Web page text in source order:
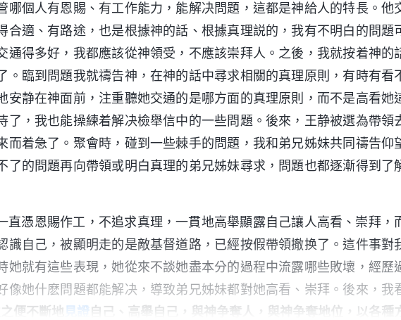
哪個人有恩賜、有工作能力，能解决問題，這都是神給人的特長。他
合適、有路途，也是根據神的話、根據真理説的，我有不明白的問題
通得多好，我都應該從神領受，不應該崇拜人。之後，我就按着神的
。臨到問題我就禱告神，在神的話中尋求相關的真理原則，有時有看
安静在神面前，注重聽她交通的是哪方面的真理原則，而不是高看她
了，我也能操練着解决檢舉信中的一些問題。後來，王静被選為帶領
而着急了。聚會時，碰到一些棘手的問題，我和弟兄姊妹共同禱告仰
了的問題再向帶領或明白真理的弟兄姊妹尋求，問題也都逐漸得到了
直憑恩賜作工，不追求真理，一貫地高舉顯露自己讓人高看、崇拜，
識自己，被顯明走的是敵基督道路，已經按假帶領撤换了。這件事對
她就有這些表現，她從來不談她盡本分的過程中流露哪些敗壞，經歷
像她什麽問題都能解决，導致弟兄姊妹都對她高看、崇拜。後來，我
便不斷地 見證 自己、高舉自己，與神争奪人，與神争奪地位，以各種